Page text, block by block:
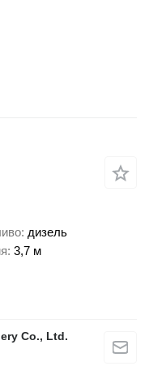
дизель
3,7 м
Co., Ltd.